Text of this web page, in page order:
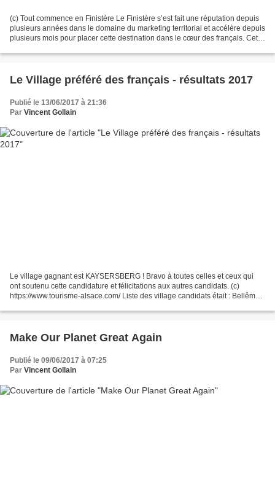
(c) Tout commence en Finistère Le Finistère s’est fait une réputation depuis
plusieurs années dans le domaine du marketing territorial et accélère depuis
plusieurs mois pour placer cette destination dans le cœur des français. Cette
Le Village préféré des français - résultats 2017
Publié le 13/06/2017 à 21:36
Par Vincent Gollain
Le village gagnant est KAYSERSBERG ! Bravo à toutes celles et ceux qui
ont soutenu cette candidature et félicitations aux autres candidats. (c)
https://www.tourisme-alsace.com/ Liste des village candidats était : Bellême /
Make Our Planet Great Again
Publié le 09/06/2017 à 07:25
Par Vincent Gollain